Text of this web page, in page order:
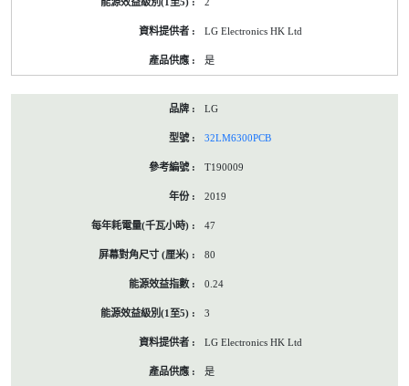
LG Electronics HK Ltd
是
LG
32LM6300PCB
T190009
2019
47
80
0.24
3
LG Electronics HK Ltd
是